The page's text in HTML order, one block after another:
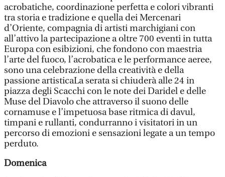
acrobatiche, coordinazione perfetta e colori vibranti
tra storia e tradizione e quella dei Mercenari
d’Oriente, compagnia di artisti marchigiani con
all’attivo la partecipazione a oltre 700 eventi in tutta
Europa con esibizioni, che fondono con maestria
l’arte del fuoco, l’acrobatica e le performance aeree,
sono una celebrazione della creatività e della
passione artisticaLa serata si chiuderà alle 24 in
piazza degli Scacchi con le note dei Daridel e delle
Muse del Diavolo che attraverso il suono delle
cornamuse e l’impetuosa base ritmica di davul,
timpani e rullanti, condurranno i visitatori in un
percorso di emozioni e sensazioni legate a un tempo
perduto.
Domenica